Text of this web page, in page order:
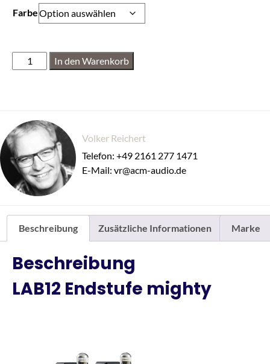
Farbe
In den Warenkorb
Volker Reichert
Telefon: +49 2161 277 1471
E-Mail: vr@acm-audio.de
Beschreibung Zusätzliche Informationen Marke
Beschreibung
LAB12 Endstufe mighty